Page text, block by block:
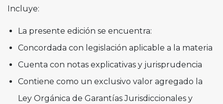
Incluye:
La presente edición se encuentra:
Concordada con legislación aplicable a la materia
Cuenta con notas explicativas y jurisprudencia
Contiene como un exclusivo valor agregado la
Ley Orgánica de Garantías Jurisdiccionales y